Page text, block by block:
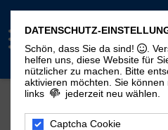
Mehr Seiten zum
Geschichte
DATENSCHUTZ-
Schön, dass Sie da sind!
.
helfen uns, diese Website für
nützlicher zu machen.
Bitte
aktivieren möchten. Sie
links
jederzeit neu wählen.
Captcha Cookie